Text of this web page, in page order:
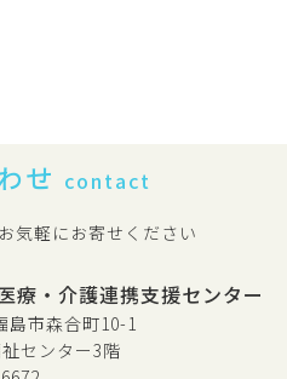
せ contact
気軽にお寄せください
療・介護連携支援センター
島市森合町10-1
センター3階